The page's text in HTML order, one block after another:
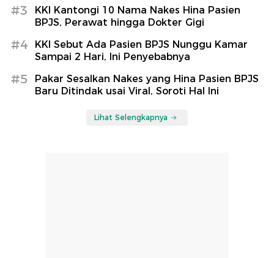
#3
KKI Kantongi 10 Nama Nakes Hina Pasien
BPJS, Perawat hingga Dokter Gigi
#4
KKI Sebut Ada Pasien BPJS Nunggu Kamar
Sampai 2 Hari, Ini Penyebabnya
#5
Pakar Sesalkan Nakes yang Hina Pasien BPJS
Baru Ditindak usai Viral, Soroti Hal Ini
Lihat Selengkapnya